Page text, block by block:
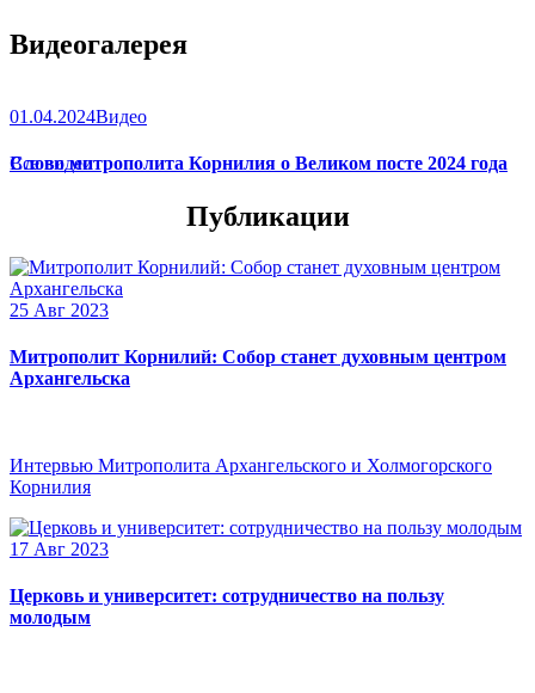
Видеогалерея
01.04.2024Видео
Слово митрополита Корнилия о Великом посте 2024 года
Все видео
Публикации
25 Авг 2023
Митрополит Корнилий: Собор станет духовным центром
Архангельска
Интервью Митрополита Архангельского и Холмогорского
Корнилия
17 Авг 2023
Церковь и университет: сотрудничество на пользу
молодым